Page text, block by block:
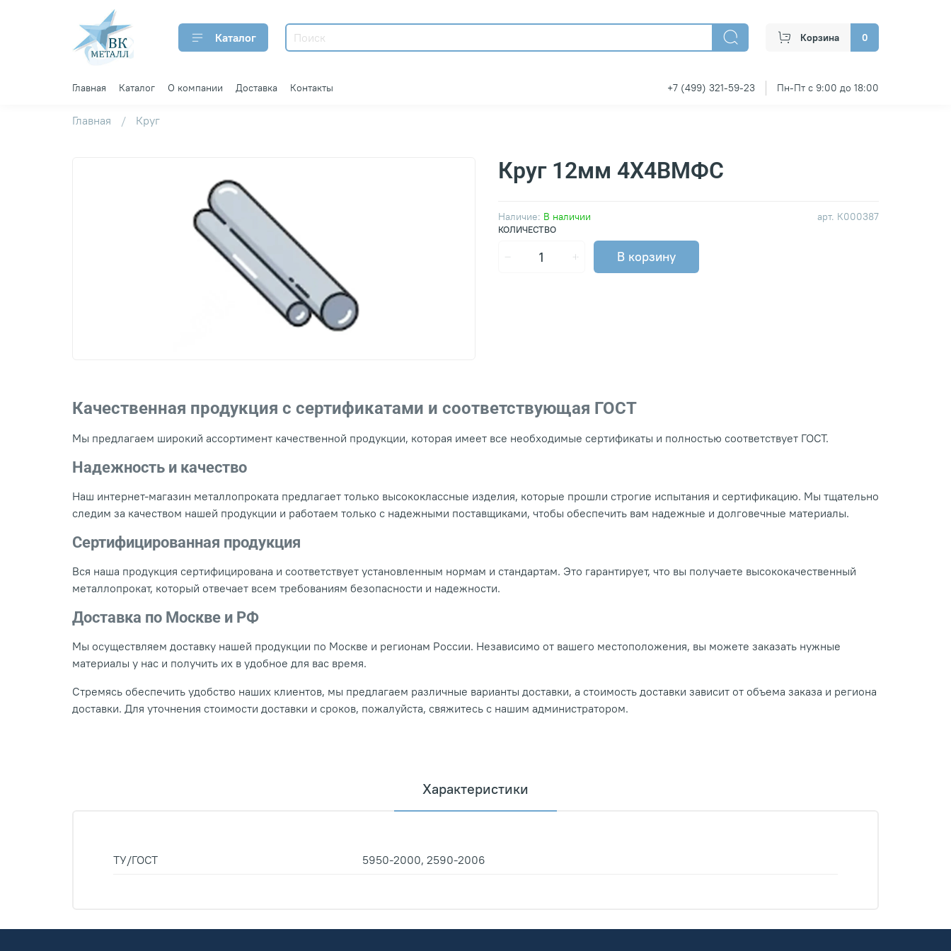
Каталог Корзина 0
Главная Каталог О компании Доставка Контакты +7 (499) 321-59-23 Пн-Пт с 9:00 до 18:00
Главная Круг
арт. К000387
Наличие: В наличии
Круг 12мм 4Х4ВМФС
КОЛИЧЕСТВО
В корзину
Качественная продукция с сертификатами и соответствующая ГОСТ
Мы предлагаем широкий ассортимент качественной продукции, которая имеет все необходимые сертификаты и полностью соответствует ГОСТ.
Надежность и качество
Наш интернет-магазин металлопроката предлагает только высококлассные изделия, которые прошли строгие испытания и сертификацию. Мы тщательно
следим за качеством нашей продукции и работаем только с надежными поставщиками, чтобы обеспечить вам надежные и долговечные материалы.
Сертифицированная продукция
Вся наша продукция сертифицирована и соответствует установленным нормам и стандартам. Это гарантирует, что вы получаете высококачественный
металлопрокат, который отвечает всем требованиям безопасности и надежности.
Доставка по Москве и РФ
Мы осуществляем доставку нашей продукции по Москве и регионам России. Независимо от вашего местоположения, вы можете заказать нужные
материалы у нас и получить их в удобное для вас время.
Стремясь обеспечить удобство наших клиентов, мы предлагаем различные варианты доставки, а стоимость доставки зависит от объема заказа и региона
доставки. Для уточнения стоимости доставки и сроков, пожалуйста, свяжитесь с нашим администратором.
Характеристики
ТУ/ГОСТ 5950-2000, 2590-2006